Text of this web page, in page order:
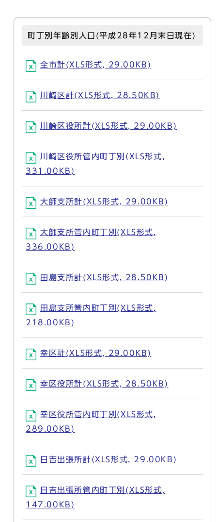
町丁別年齢別人口(平成28年12月末日現在)
全市計(XLS形式, 29.00KB)
川崎区計(XLS形式, 28.50KB)
川崎区役所計(XLS形式, 29.00KB)
川崎区役所管内町丁別(XLS形式,
331.00KB)
大師支所計(XLS形式, 29.00KB)
大師支所管内町丁別(XLS形式,
336.00KB)
田島支所計(XLS形式, 28.50KB)
田島支所管内町丁別(XLS形式,
218.00KB)
幸区計(XLS形式, 29.00KB)
幸区役所計(XLS形式, 28.50KB)
幸区役所管内町丁別(XLS形式,
289.00KB)
日吉出張所計(XLS形式, 29.00KB)
日吉出張所管内町丁別(XLS形式,
147.00KB)